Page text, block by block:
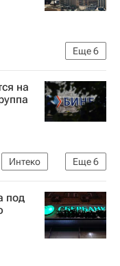
Еще6
Усадьба
на
Еще6
Интеко
под